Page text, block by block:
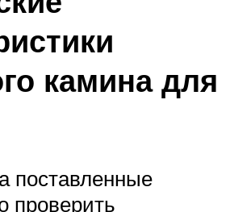
камина для
поставленные
проверить